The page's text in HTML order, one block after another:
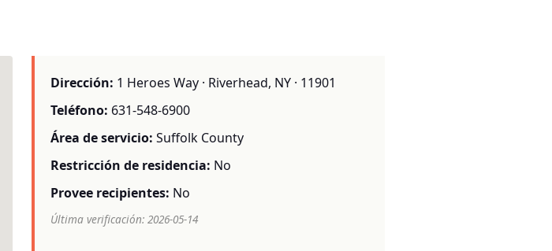
Dirección: 1 Heroes Way · Riverhead, NY · 11901
Teléfono: 631-548-6900
Área de servicio: Suffolk County
Restricción de residencia: No
Provee recipientes: No
Última verificación: 2026-05-14